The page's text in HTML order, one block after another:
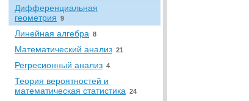
Дифференциальная
геометрия 9
Линейная алгебра 8
Математический анализ 21
Регресионный анализ 4
Теория вероятностей и
математическая статистика 24